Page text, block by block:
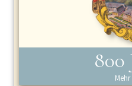
800
Mehr